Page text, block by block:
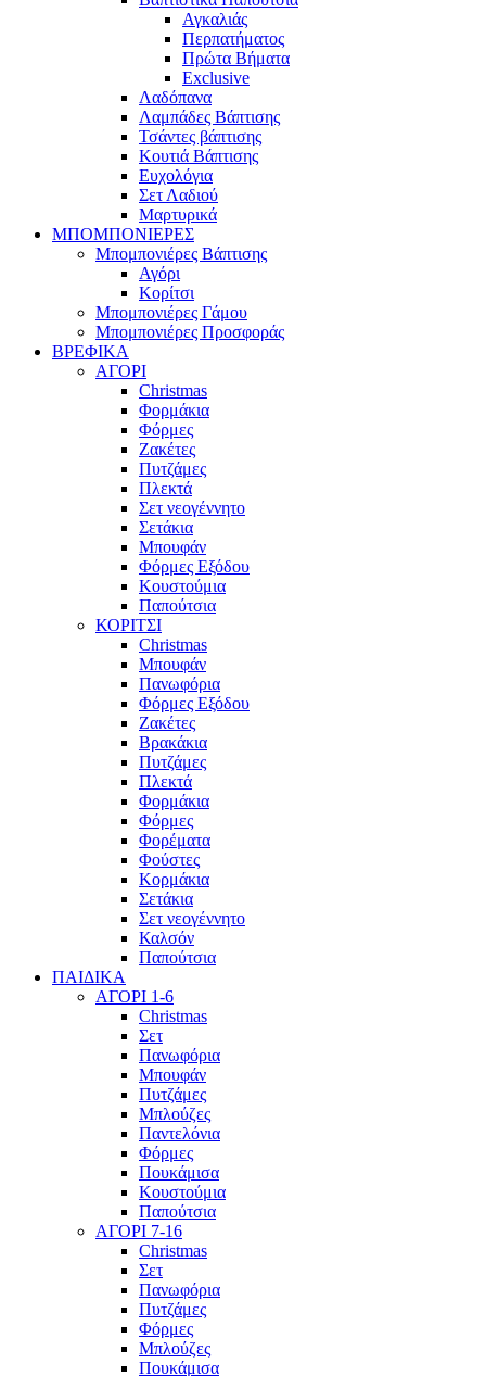
Αγκαλιάς
Περπατήματος
Πρώτα Βήματα
Exclusive
Λαδόπανα
Λαμπάδες Βάπτισης
Τσάντες βάπτισης
Κουτιά Βάπτισης
Ευχολόγια
Σετ Λαδιού
Μαρτυρικά
ΜΠΟΜΠΟΝΙΕΡΕΣ
Μπομπονιέρες Βάπτισης
Αγόρι
Κορίτσι
Μπομπονιέρες Γάμου
Μπομπονιέρες Προσφοράς
ΒΡΕΦΙΚΑ
ΑΓΟΡΙ
Christmas
Φορμάκια
Φόρμες
Ζακέτες
Πυτζάμες
Πλεκτά
Σετ νεογέννητο
Σετάκια
Μπουφάν
Φόρμες Εξόδου
Κουστούμια
Παπούτσια
ΚΟΡΙΤΣΙ
Christmas
Μπουφάν
Πανωφόρια
Φόρμες Εξόδου
Ζακέτες
Βρακάκια
Πυτζάμες
Πλεκτά
Φορμάκια
Φόρμες
Φορέματα
Φούστες
Κορμάκια
Σετάκια
Σετ νεογέννητο
Καλσόν
Παπούτσια
ΠΑΙΔΙΚΑ
ΑΓΟΡΙ 1-6
Christmas
Σετ
Πανωφόρια
Μπουφάν
Πυτζάμες
Μπλούζες
Παντελόνια
Φόρμες
Πουκάμισα
Κουστούμια
Παπούτσια
ΑΓΟΡΙ 7-16
Christmas
Σετ
Πανωφόρια
Πυτζάμες
Φόρμες
Μπλούζες
Πουκάμισα